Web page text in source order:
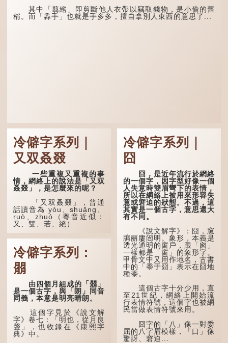
「荊揚」指...
其中「翦綹」即剪斷他人衣帶以竊取錢物，是小偷的舊
稱。而「掱手」也就是手多多，擅自拿別人東西的意思了...
冷僻字系列｜
又双叒叕
一些重複又重複的事
情，網絡上的說法是「又双
叒叕」，是怎麼來的呢？
「又双叒叕」，普通
話讀音為 yòu、shuāng、
ruò、zhuó（粵音近似：
又、雙、若、絕）
「又」和「双」比較
易理解，前者表示再次，後
者表示一對，兩個「又」便
是「双」。
「叒」（音：若）原是
古代神話中的樹木名
稱。 《說文解字·叒部》：
「叒，日初出東方湯谷所登
榑桑，叒木也。」
「叕...
冷僻字系列：
朤
由四個月組成的「朤」
是一個古字，與「朗」同音
同義，本意是明亮晴朗。
這個字見於《說文解
字》卷七：「明也，從月良
聲」，也收錄在《康熙字
典》中。
冷僻字系列｜
囧
囧，是近年流行於網絡
的一個字，因字型好像一個
人失意時雙眉彎下的表情，
所以在網絡上被用來形容失
意或窘迫的狀態。不過，這
其實是一個古字，意思還大
有不同。
《說文解字》：囧，窻
牖丽廔闿明。象形，本義是
透光通明的窗戶，跟「囪」
一樣都是「窗」的象形字。
甲骨文中又用作地名，古書
中的「黍于囧」表示在囧地
種黍。
這個古字十分少用，直
至21世紀，網絡上開始流
行表情符號，這個字也被網
民當做表情符號來用。
囧字的「八」像一對委
屈的八字眉模樣，「口」像
驚訝、窘迫...